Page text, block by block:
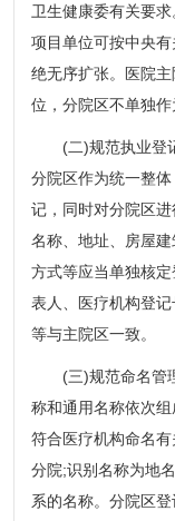
卫生健康委有关要
项目单位可按中央
绝无序扩张。医院
位，分院区不单独作
(二)规范执业登记
分院区作为统一整
记，同时对分院区
名称、地址、房屋
方式等应当单独核
表人、医疗机构登
等与主院区一致。
(三)规范命名管理
称和通用名称依次
符合医疗机构命名有
分院;识别名称为地
系的名称。分院区